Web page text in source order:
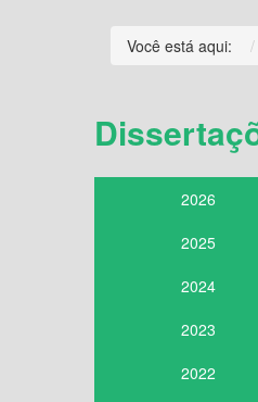
Você está aqui:
2026
2025
2024
2023
2022